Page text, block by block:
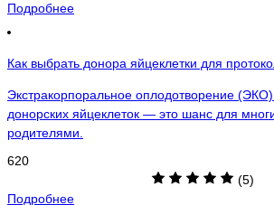
Подробнее
Как выбрать донора яйцеклетки для
Экстракорпоральное оплодотворение
донорских яйцеклеток — это шанс для
родителями.
620
(5)
Подробнее